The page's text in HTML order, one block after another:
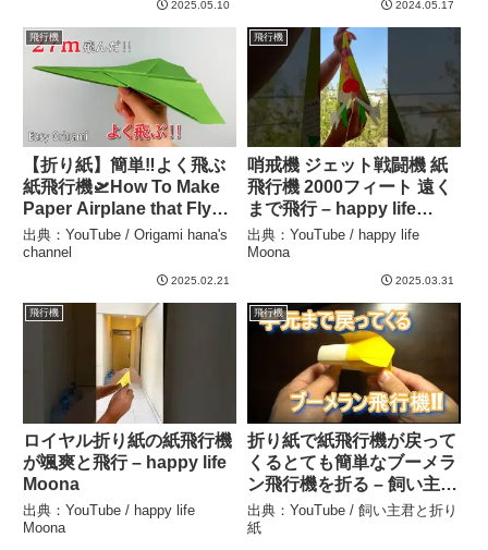
channel
2025.05.10 2024.05.17
飛行機
【折り紙】簡単‼よく飛ぶ
紙飛行機🛫How To Make
Paper Airplane that Fly
Far#ひこうき#plane#27#
折り方#おりがみ
#easy#origami#摺紙#diy
出典：YouTube / Origami hana's
channel
2025.02.21
飛行機
哨戒機 ジェット戦闘機 紙
飛行機 2000フィート 遠く
まで飛行 – happy life
Moona
出典：YouTube / happy life
Moona
2025.03.31
飛行機
ロイヤル折り紙の紙飛行機
が颯爽と飛行 – happy life
Moona
出典：YouTube / happy life
Moona
飛行機
折り紙で紙飛行機が戻って
くるとても簡単なブーメラ
ン飛行機を折る – 飼い主君
と折り紙
出典：YouTube / 飼い主君と折り
紙